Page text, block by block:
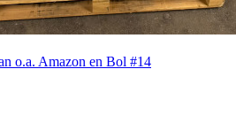
o.a. Amazon en Bol #14